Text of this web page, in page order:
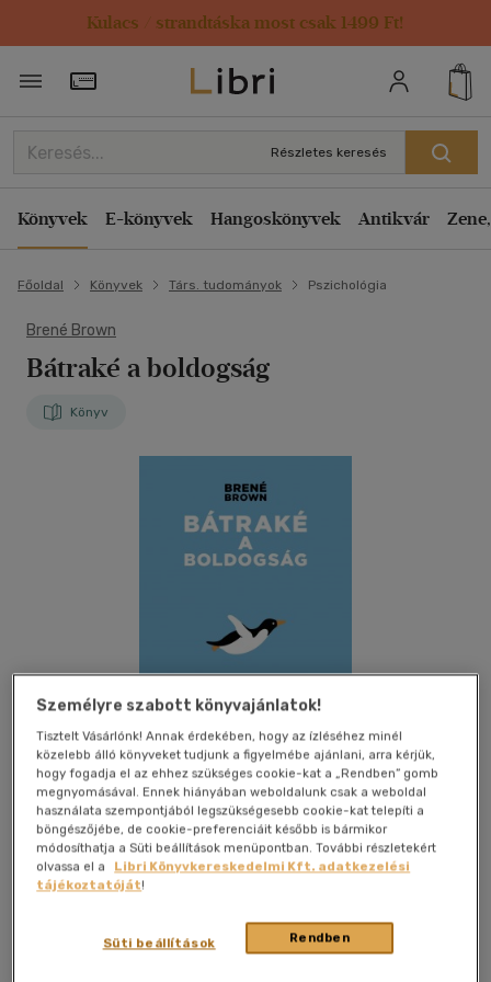
Kulacs / strandtáska most csak 1499 Ft!
Törzsvásárlói Kártya adatai
Részletes keresés
Könyvek E-könyvek Hangoskönyvek Antikvár
Főoldal Könyvek Társ. tudományok Pszichológia
Brené Brown
Bátraké a boldogság
Könyv
Kívánságlistához adom
Személyre szabott könyvajánlatok!
Tisztelt Vásárlónk! Annak érdekében, hogy az ízléséhez minél
közelebb álló könyveket tudjunk a figyelmébe ajánlani, arra kérjük,
hogy fogadja el az ehhez szükséges cookie-kat a „Rendben” gomb
megnyomásával. Ennek hiányában weboldalunk csak a weboldal
használata szempontjából legszükségesebb cookie-kat telepíti a
böngészőjébe, de cookie-preferenciáit később is bármikor
módosíthatja a Süti beállítások menüpontban. További részletekért
olvassa el a
Libri Könyvkereskedelmi Kft. adatkezelési
tájékoztatóját!
Rendben
Süti beállítások